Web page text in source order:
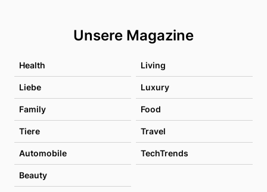
Unsere Magazine
Health Living
Liebe Luxury
Family Food
Tiere Travel
Automobile TechTrends
Beauty